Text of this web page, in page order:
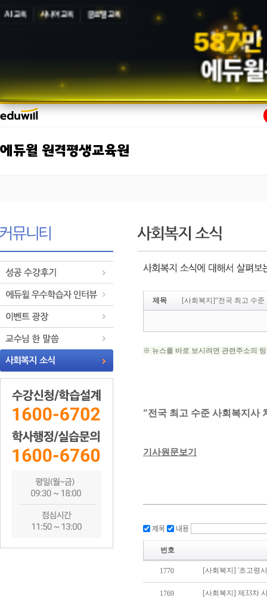
AI 교육 시니어 교육 글로벌 교육
587만
에듀윌
에듀윌 원격평생교육원
제목 [사회복지]“전국 최고 수
제목 내용
번호
1770 [사회복지] '초고령
1769